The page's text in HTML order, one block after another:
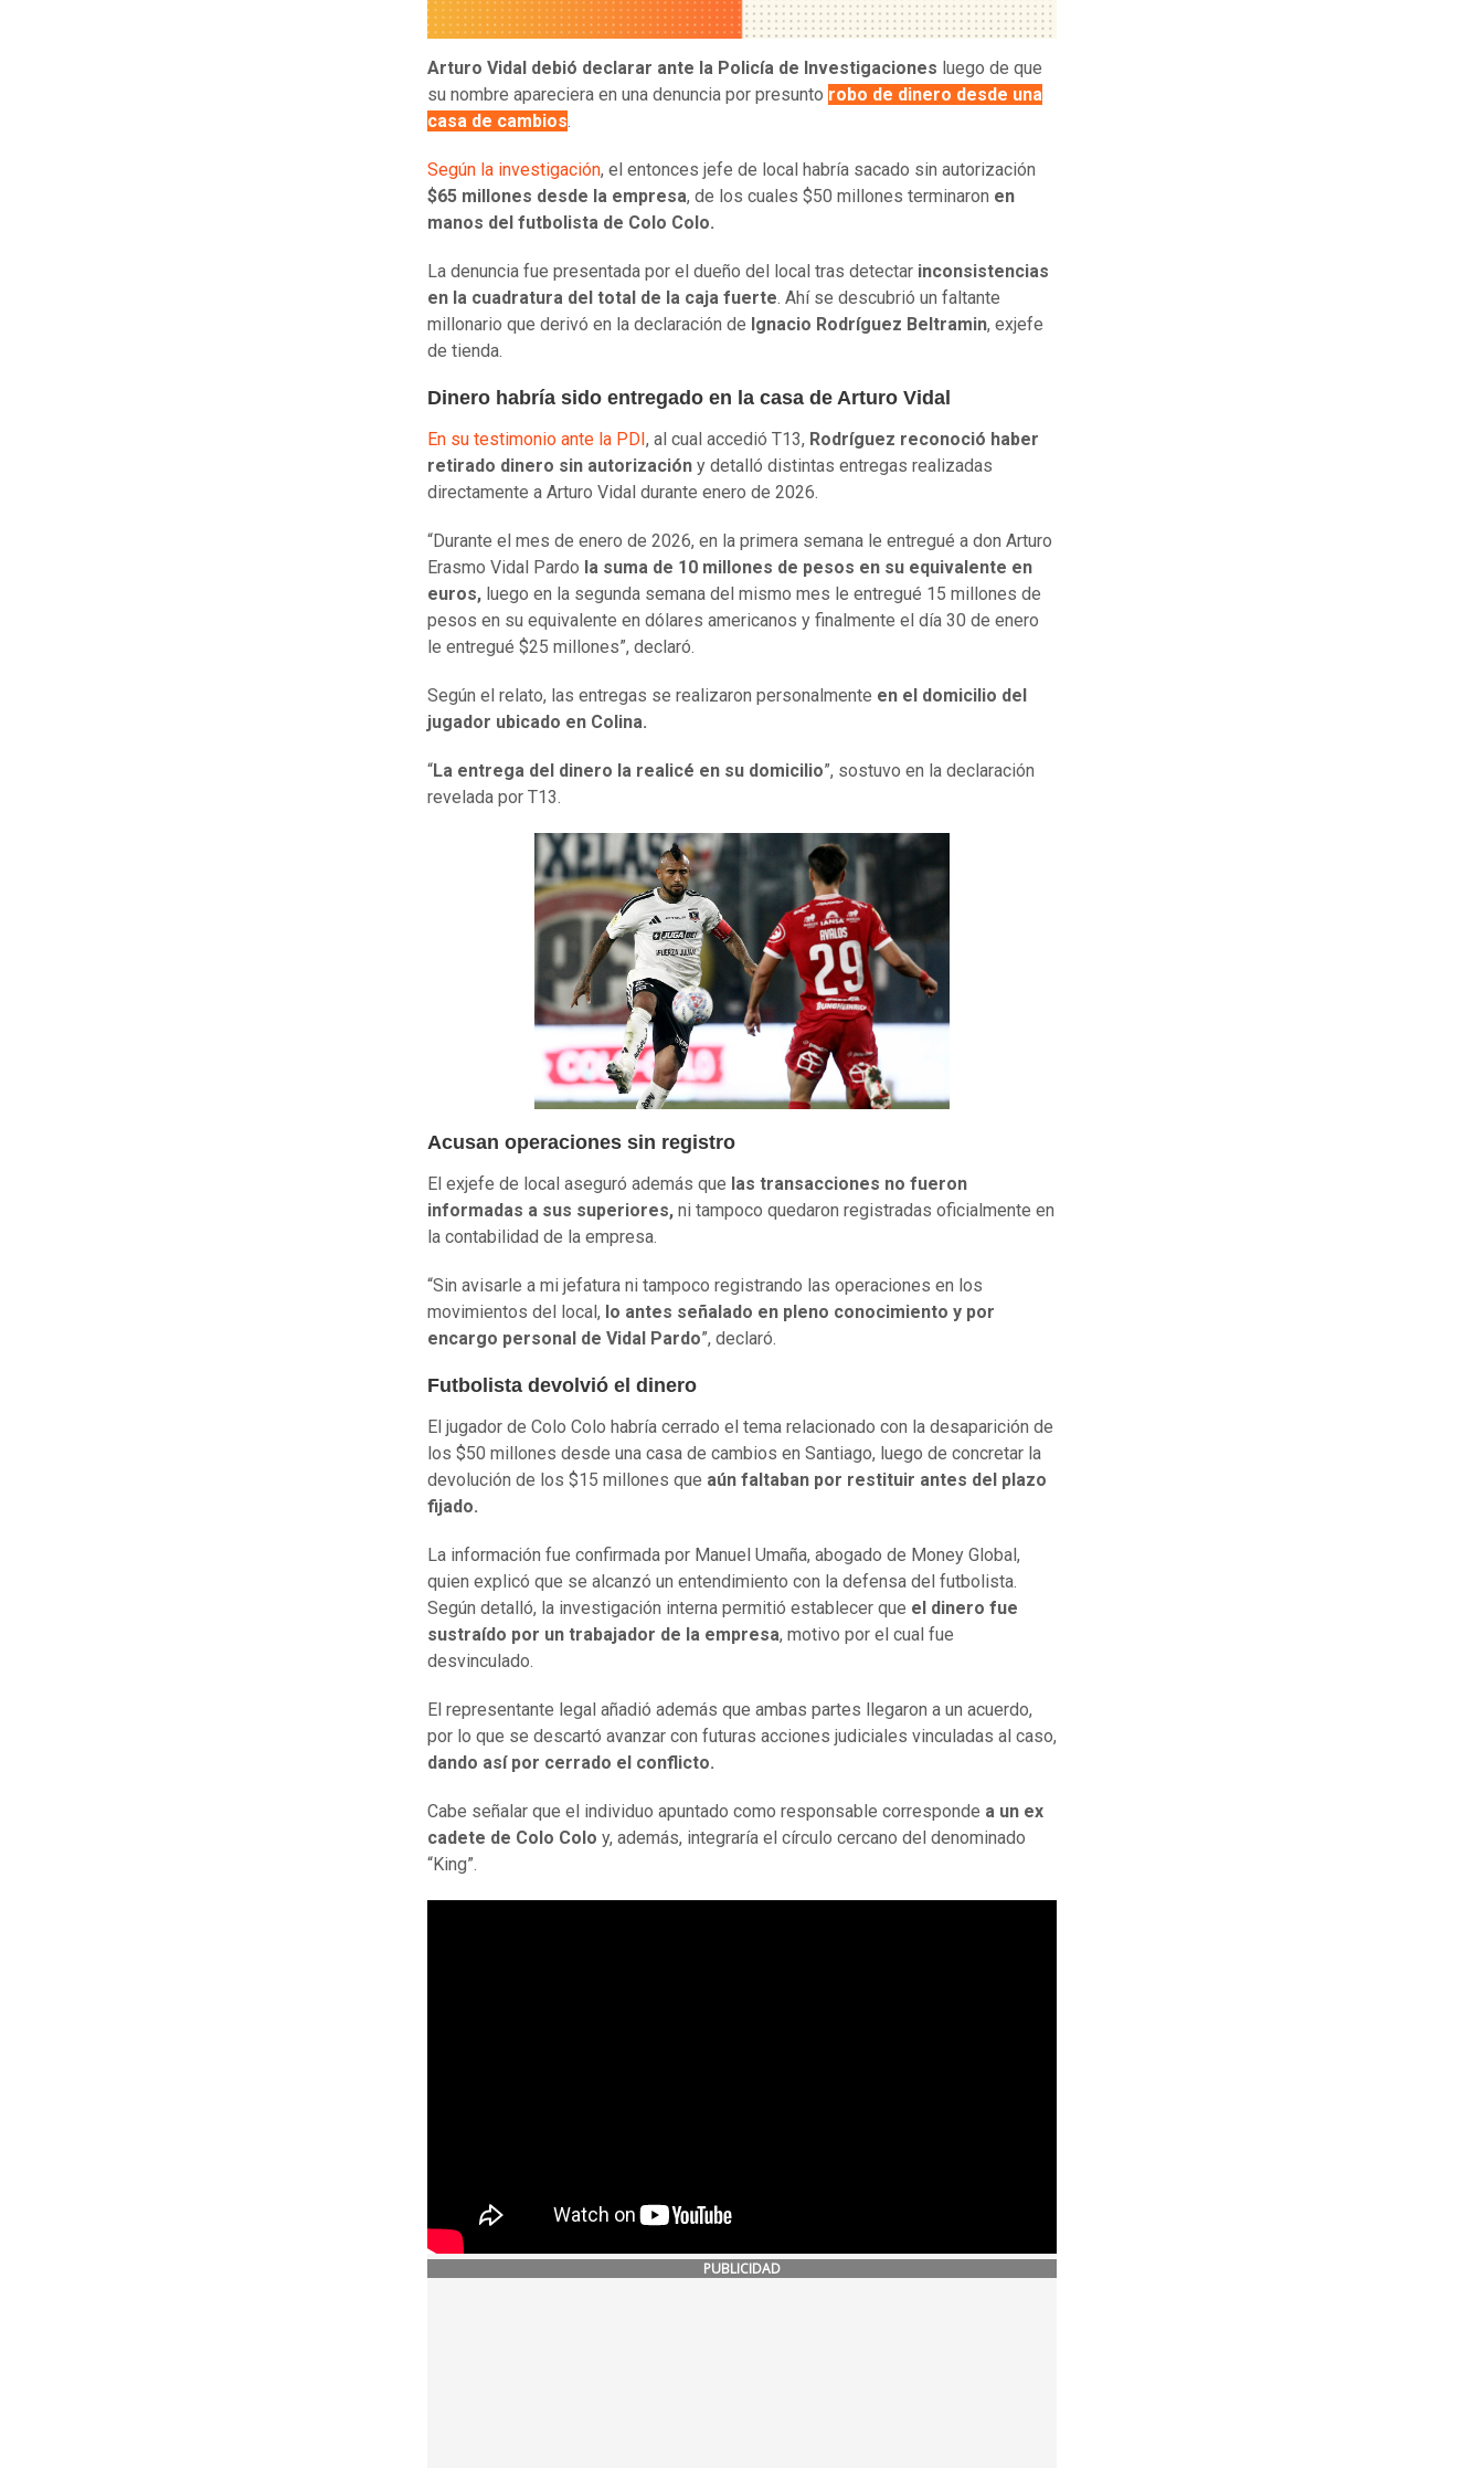
Arturo Vidal debió declarar ante la Policía de Investigaciones luego de que
su nombre apareciera en una denuncia por presunto robo de dinero desde una
casa de cambios.
Según la investigación, el entonces jefe de local habría sacado sin autorización
$65 millones desde la empresa, de los cuales $50 millones terminaron en
manos del futbolista de Colo Colo.
La denuncia fue presentada por el dueño del local tras detectar inconsistencias
en la cuadratura del total de la caja fuerte. Ahí se descubrió un faltante
millonario que derivó en la declaración de Ignacio Rodríguez Beltramin, exjefe
de tienda.
Dinero habría sido entregado en la casa de Arturo Vidal
En su testimonio ante la PDI, al cual accedió T13, Rodríguez reconoció haber
retirado dinero sin autorización y detalló distintas entregas realizadas
directamente a Arturo Vidal durante enero de 2026.
“Durante el mes de enero de 2026, en la primera semana le entregué a don Arturo
Erasmo Vidal Pardo la suma de 10 millones de pesos en su equivalente en
euros, luego en la segunda semana del mismo mes le entregué 15 millones de
pesos en su equivalente en dólares americanos y finalmente el día 30 de enero
le entregué $25 millones”, declaró.
Según el relato, las entregas se realizaron personalmente en el domicilio del
jugador ubicado en Colina.
“La entrega del dinero la realicé en su domicilio”, sostuvo en la declaración
revelada por T13.
Acusan operaciones sin registro
El exjefe de local aseguró además que las transacciones no fueron
informadas a sus superiores, ni tampoco quedaron registradas oficialmente en
la contabilidad de la empresa.
“Sin avisarle a mi jefatura ni tampoco registrando las operaciones en los
movimientos del local, lo antes señalado en pleno conocimiento y por
encargo personal de Vidal Pardo”, declaró.
Futbolista devolvió el dinero
El jugador de Colo Colo habría cerrado el tema relacionado con la desaparición de
los $50 millones desde una casa de cambios en Santiago, luego de concretar la
devolución de los $15 millones que aún faltaban por restituir antes del plazo
fijado.
La información fue confirmada por Manuel Umaña, abogado de Money Global,
quien explicó que se alcanzó un entendimiento con la defensa del futbolista.
Según detalló, la investigación interna permitió establecer que el dinero fue
sustraído por un trabajador de la empresa, motivo por el cual fue
desvinculado.
El representante legal añadió además que ambas partes llegaron a un acuerdo,
por lo que se descartó avanzar con futuras acciones judiciales vinculadas al caso,
dando así por cerrado el conflicto.
Cabe señalar que el individuo apuntado como responsable corresponde a un ex
cadete de Colo Colo y, además, integraría el círculo cercano del denominado
“King”.
PUBLICIDAD